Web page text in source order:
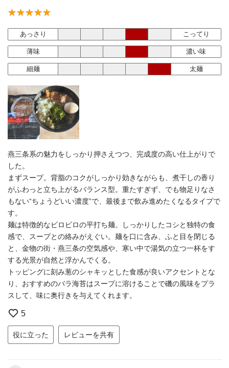
あっさり こってり
薄味 濃い味
細麺 太麺
燕三条系の魅力をしっかり押さえつつ、完成度の高い仕上がりで
した。
まずスープ。背脂のコクがしっかり効きながらも、煮干しの香り
がふわっと立ち上がるバランス型。重たすぎず、でも物足りなさ
もない“ちょうどいい濃度”で、最後まで飲み進めたくなるタイプで
す。
麺は特徴的なビロビロの平打ち麺。しっかりしたコシと独特の食
感で、スープとの絡みがえぐい。麺を口に含み、ふと目を閉じる
と、金物の街・燕三条の空気感や、寒い中で湯気の立つ一杯をす
する光景が自然と浮かんでくる。
トッピングに刻み葱のシャキッとした食感が良いアクセントとな
り、おすすめのバラ海苔はスープに溶けることで磯の風味をプラ
スして、味に奥行きを与えてくれます。
5
役に立った レビューを共有